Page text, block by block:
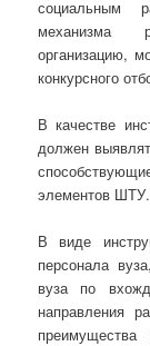
социальным
механизма
организацию,
конкурсного
В качестве
должен
элементов ШТУ.
В виде
персонала
вуза по
направления
преимущества